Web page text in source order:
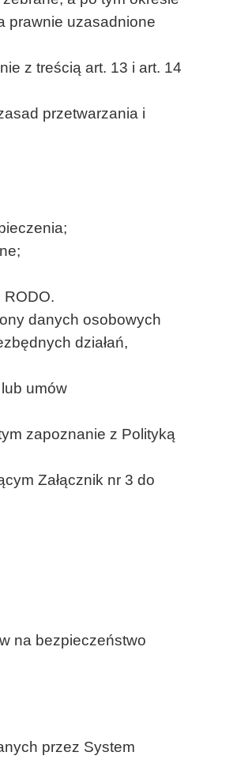
prawnie uzasadnione
z treścią art. 13 i art. 14
przetwarzania i
danych osobowych
działań,
umów
zapoznanie z Polityką
Załącznik nr 3 do
na bezpieczeństwo
przez System